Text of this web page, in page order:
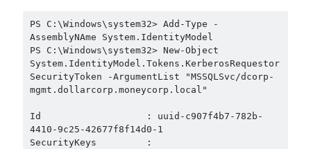
Sertifika(3)
Siber Güvenlik(4)
SSL(2)
Sunucu (2)
Teknoloji Hikayeleri (1)
Tomcat (1)
PS C:\Windows\system32> Add-Type -
AssemblyNAme System.IdentityModel
PS C:\Windows\system32> New-Object
System.IdentityModel.Tokens.KerberosRequestor
SecurityToken -ArgumentList "MSSQLSvc/dcorp-
mgmt.dollarcorp.moneycorp.local"
Id                   : uuid-c907f4b7-782b-
4410-9c25-42677f8f14d0-1
SecurityKeys         :